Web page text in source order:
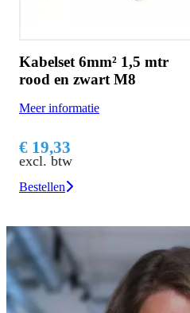
Kabelset 6mm² 1,5 mtr
rood en zwart M8
Meer informatie
€ 19,33
excl. btw
Bestellen